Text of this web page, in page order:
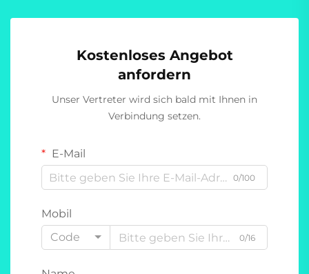
Kostenloses Angebot
anfordern
Unser Vertreter wird sich bald mit Ihnen in
Verbindung setzen.
E-Mail
0/100
Mobil
Code
0/16